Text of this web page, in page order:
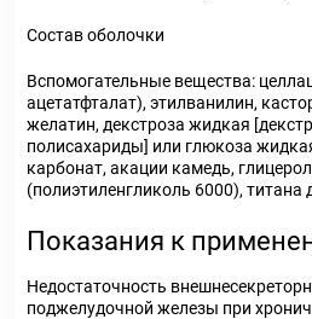
Состав оболочки
Вспомогательные вещества:
ацетатфталат), этилванилин,
желатин, декстроза жидкая
полисахариды] или глюкоза
карбонат, акации камедь,
(полиэтиленгликоль 6000), титана
Показания к
Недостаточность
поджелудочной железы при